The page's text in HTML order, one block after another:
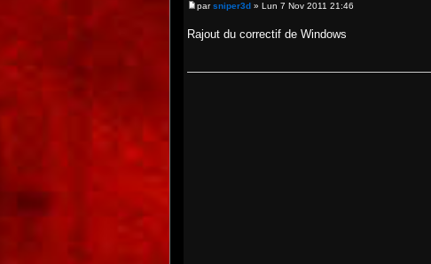
parsniper3d » Lun 7 Nov 2011 21:46
Rajout du correctif de Windows